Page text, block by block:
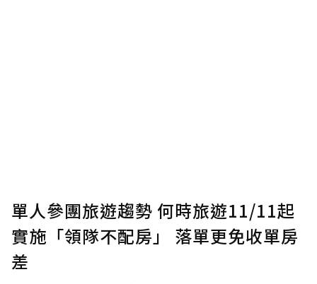
確認送出
單人參團旅遊趨勢 何時旅遊11/11起
實施「領隊不配房」 落單更免收單房
差